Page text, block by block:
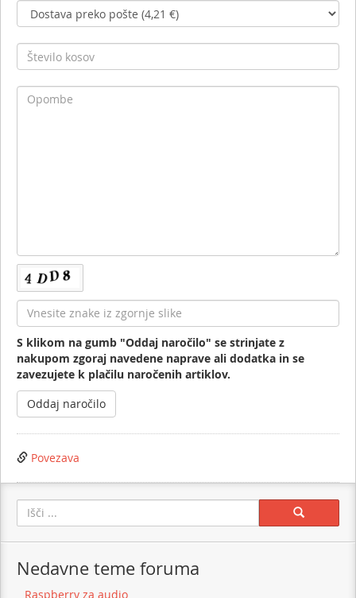
S klikom na gumb "Oddaj naročilo" se strinjate z
nakupom zgoraj navedene naprave ali dodatka in se
zavezujete k plačilu naročenih artiklov.
Povezava
Search:
Nedavne teme foruma
Raspberry za audio